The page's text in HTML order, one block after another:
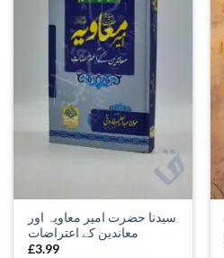
سیدنا حضرت امیر معاویہ اور
معاندین کے اعتراضات
£3.99